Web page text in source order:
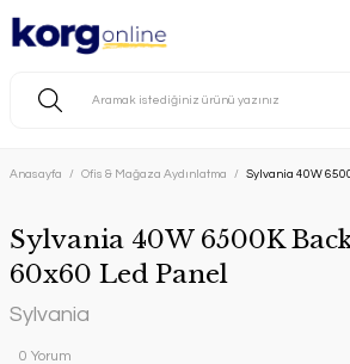
Anasayfa Ofis & Mağaza Aydınlatma Sylvania 40W
Sylvania 40W 6500K
60x60 Led Panel
Sylvania
0 Yorum